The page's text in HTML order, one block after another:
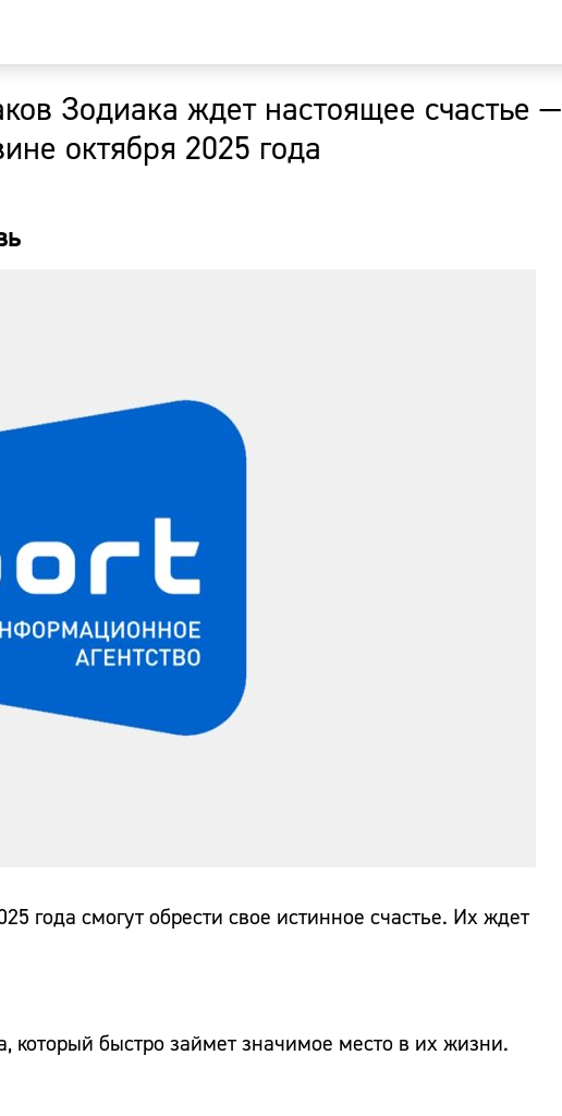
Зодиака ждет настоящее счастье —
октября 2025 года
года смогут обрести свое истинное счастье. Их ждет
который быстро займет значимое место в их жизни.
Главная
Курсы валют